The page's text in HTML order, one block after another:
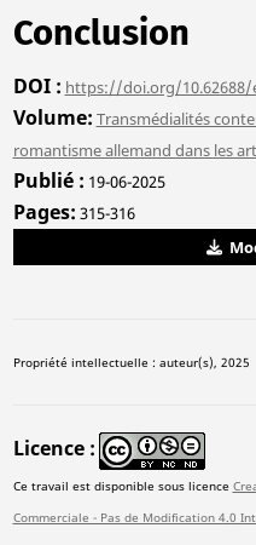
Conclusion
DOI https://doi.org/10.62688/
Volume Transmédialités
romantisme allemand dans les
Publié 19-06-2025
Pages 315-316
Propriété intellectuelle : auteur(s), 2025
Licence
Ce travail est disponible sous licence
Commerciale - Pas de Modification 4.0